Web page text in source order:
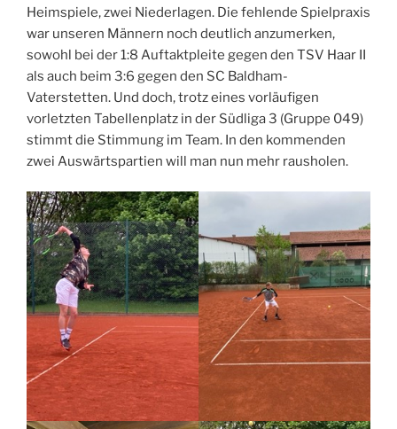
Heimspiele, zwei Niederlagen. Die fehlende Spielpraxis
war unseren Männern noch deutlich anzumerken,
sowohl bei der 1:8 Auftaktpleite gegen den TSV Haar II
als auch beim 3:6 gegen den SC Baldham-
Vaterstetten. Und doch, trotz eines vorläufigen
vorletzten Tabellenplatz in der Südliga 3 (Gruppe 049)
stimmt die Stimmung im Team. In den kommenden
zwei Auswärtspartien will man nun mehr rausholen.